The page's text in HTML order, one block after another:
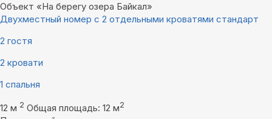
Объект «На берегу озера Байкал»
Двухместный номер с 2 отдельными кроватями стандарт
2 гостя
2 кровати
1 спальня
12 м 2 Общая площадь: 12 м2